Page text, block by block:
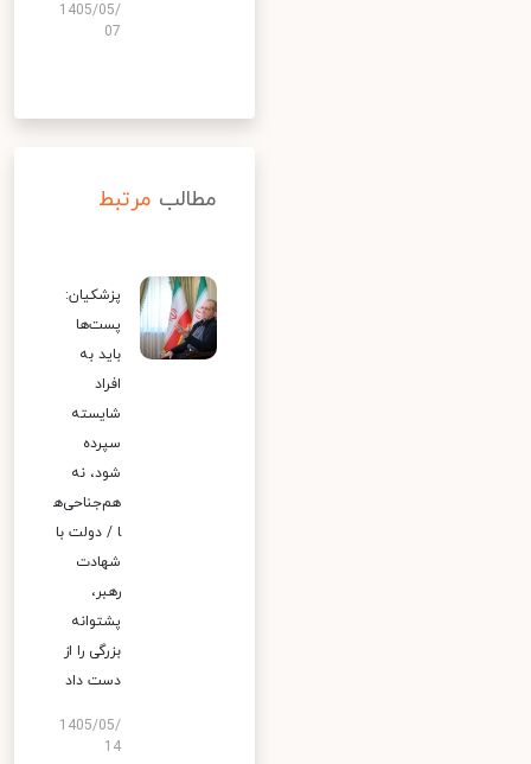
1405/05/
07
مطالب مرتبط
پزشکیان:
پست‌ها
باید به
افراد
شایسته
سپرده
شود، نه
هم‌جناحی‌ه
ا / دولت با
شهادت
رهبر،
پشتوانه
بزرگی را از
دست داد
1405/05/
14